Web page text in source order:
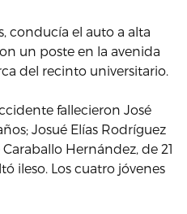
conducía el auto a alta
un poste en la avenida
del recinto universitario.
fallecieron José
Josué Elías Rodríguez
Hernández, de 21
ileso. Los cuatro jóvenes